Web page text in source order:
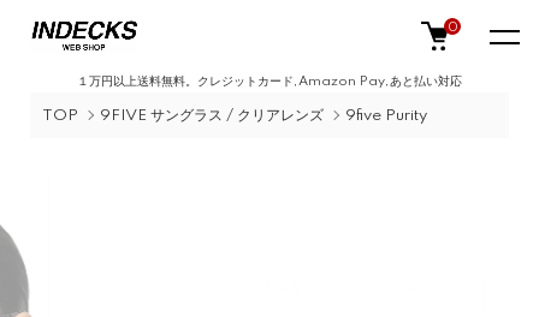
１万円以上送料無料。クレジットカード,Amazon Pay,あと払い対応
0
TOP 9FIVE サングラス / クリアレンズ 9five Purity